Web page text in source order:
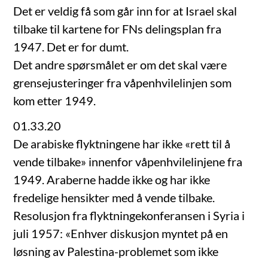
Det er veldig få som går inn for at Israel skal
tilbake til kartene for FNs delingsplan fra
1947. Det er for dumt.
Det andre spørsmålet er om det skal være
grensejusteringer fra våpenhvilelinjen som
kom etter 1949.
01.33.20
De arabiske flyktningene har ikke «rett til å
vende tilbake» innenfor våpenhvilelinjene fra
1949. Araberne hadde ikke og har ikke
fredelige hensikter med å vende tilbake.
Resolusjon fra flyktningekonferansen i Syria i
juli 1957: «Enhver diskusjon myntet på en
løsning av Palestina-problemet som ikke